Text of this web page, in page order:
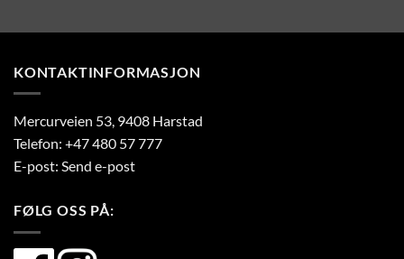
KONTAKTINFORMASJON
Mercurveien 53, 9408 Harstad
Telefon: +47 480 57 777
E-post: Send e-post
FØLG OSS PÅ: